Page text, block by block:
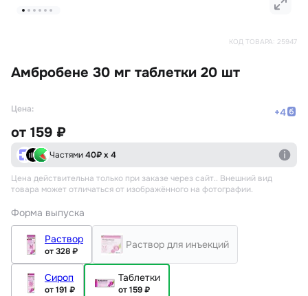
КОД ТОВАРА: 25947
Амбробене 30 мг таблетки 20 шт
Цена: +4
от 159 ₽
Частями40₽ х 4
Цена действительна только при заказе через сайт.. Внешний вид
товара может отличаться от изображённого на фотографии.
Форма выпуска
Раствор
от 328 ₽
Раствор для инъекций
Сироп
от 191 ₽
Таблетки
от 159 ₽